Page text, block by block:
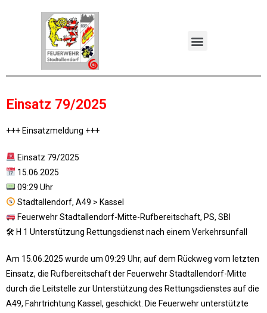
Einsatz 79/2025
+++ Einsatzmeldung +++
Einsatz 79/2025
15.06.2025
09:29 Uhr
Stadtallendorf, A49 > Kassel
Feuerwehr Stadtallendorf-Mitte-Rufbereitschaft, PS, SBI
🛠 H 1 Unterstützung Rettungsdienst nach einem Verkehrsunfall
Am 15.06.2025 wurde um 09:29 Uhr, auf dem Rückweg vom letzten
Einsatz, die Rufbereitschaft der Feuerwehr Stadtallendorf-Mitte
durch die Leitstelle zur Unterstützung des Rettungsdienstes auf die
A49, Fahrtrichtung Kassel, geschickt. Die Feuerwehr unterstützte